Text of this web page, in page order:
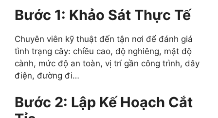
Bước 1: Khảo Sát Thực Tế
Chuyên viên kỹ thuật đến tận nơi để đánh giá
tình trạng cây: chiều cao, độ nghiêng, mật độ
cành, mức độ an toàn, vị trí gần công trình, dây
điện, đường đi…
Bước 2: Lập Kế Hoạch Cắt